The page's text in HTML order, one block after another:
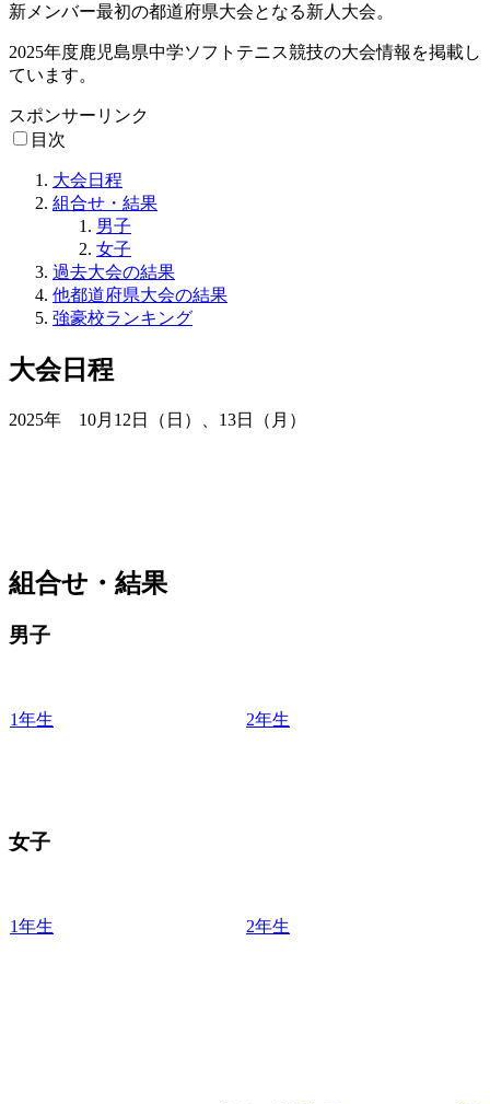
新メンバー最初の都道府県大会となる新人大会。
2025年度鹿児島県中学ソフトテニス競技の大会情報を掲載し
ています。
スポンサーリンク
目次
大会日程
組合せ・結果
男子
女子
過去大会の結果
他都道府県大会の結果
強豪校ランキング
大会日程
2025年 10月12日（日）、13日（月）
組合せ・結果
男子
1年生 2年生
女子
1年生 2年生